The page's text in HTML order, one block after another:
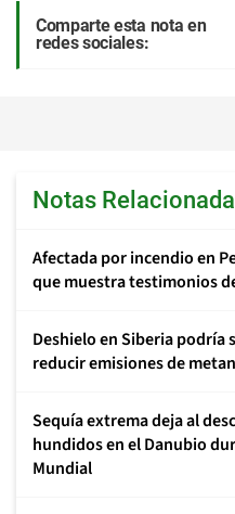
Comparte esta nota en
redes sociales:
Notas
Afectada por incendio en
que muestra testimonios
Deshielo en Siberia podría
reducir emisiones de
Sequía extrema deja al
hundidos en el Danubio
Mundial